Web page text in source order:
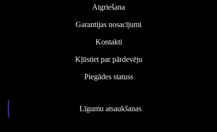
Atgriešana
Garantijas nosacījumi
Kontakti
Kļūstiet par pārdevēju
Piegādes statuss
Līgumu atsaukšanas